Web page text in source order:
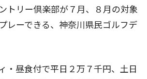
トリー倶楽部が７月、８月の対象
レーできる、神奈川県民ゴルフデ
・昼食付で平日２万７千円、土日